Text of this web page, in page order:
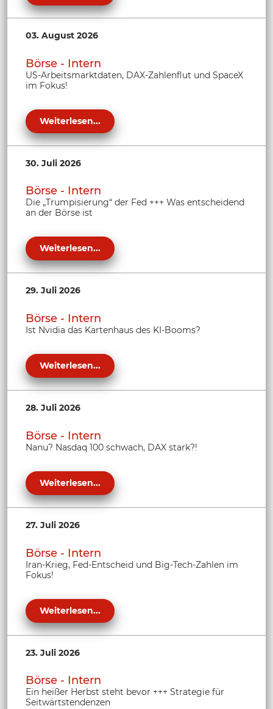
03. August 2026
Börse - Intern
US-Arbeitsmarktdaten, DAX-Zahlenflut und SpaceX
im Fokus!
Weiterlesen...
30. Juli 2026
Börse - Intern
Die „Trumpisierung“ der Fed +++ Was entscheidend
an der Börse ist
Weiterlesen...
29. Juli 2026
Börse - Intern
Ist Nvidia das Kartenhaus des KI-Booms?
Weiterlesen...
28. Juli 2026
Börse - Intern
Nanu? Nasdaq 100 schwach, DAX stark?!
Weiterlesen...
27. Juli 2026
Börse - Intern
Iran-Krieg, Fed-Entscheid und Big-Tech-Zahlen im
Fokus!
Weiterlesen...
23. Juli 2026
Börse - Intern
Ein heißer Herbst steht bevor +++ Strategie für
Seitwärtstendenzen